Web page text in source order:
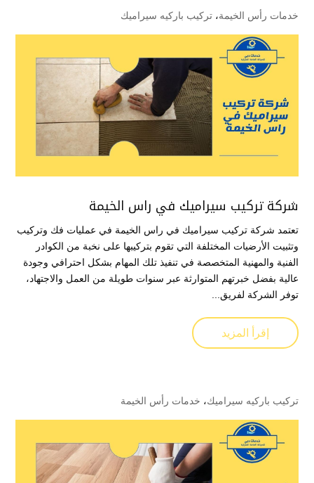
خدمات رأس الخيمة، تركيب باركيه سيراميك
شركة تركيب سيراميك في راس الخيمة
تعتمد شركة تركيب سيراميك في راس الخيمة في عمليات فك وتركيب
وتثبيت الأرضيات المختلفة التي تقوم بتركيبها على نخبة من الكوادر
الفنية والمهنية المتخصصة في تنفيذ تلك المهام بشكل احترافي وجودة
عالية بفضل خبرتهم المتوارثة عبر سنوات طويلة من العمل والاجتهاد،
توفر الشركة لفريق...
إقرأ المزيد
تركيب باركيه سيراميك، خدمات رأس الخيمة